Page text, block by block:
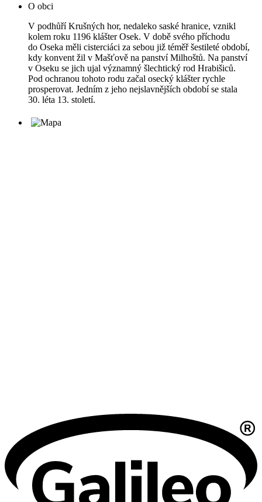
O obci
V podhůří Krušných hor, nedaleko saské hranice, vznikl
kolem roku 1196 klášter Osek. V době svého příchodu
do Oseka měli cisterciáci za sebou již téměř šestileté období,
kdy konvent žil v Mašťově na panství Milhoštů. Na panství
v Oseku se jich ujal významný šlechtický rod Hrabišiců.
Pod ochranou tohoto rodu začal osecký klášter rychle
prosperovat. Jedním z jeho nejslavnějších období se stala
30. léta 13. století.